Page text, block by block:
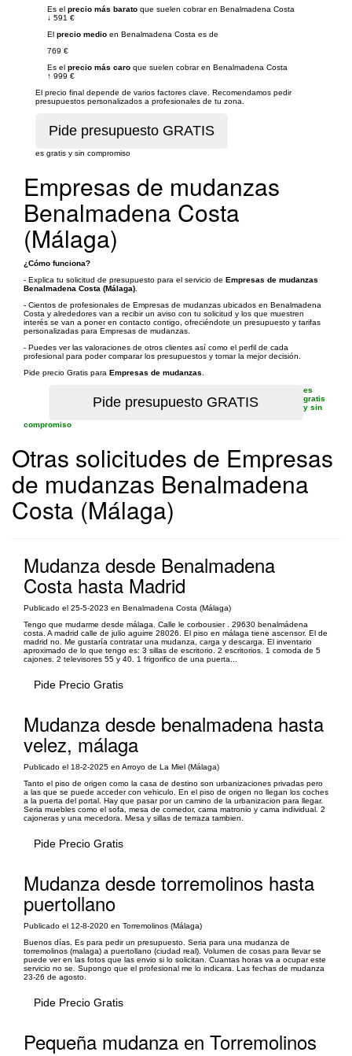
Es el precio más barato que suelen cobrar en Benalmadena Costa
↓ 591 €
El precio medio en Benalmadena Costa es de
769 €
Es el precio más caro que suelen cobrar en Benalmadena Costa
↑ 999 €
El precio final depende de varios factores clave. Recomendamos pedir
presupuestos personalizados a profesionales de tu zona.
es gratis y sin compromiso
Empresas de mudanzas
Benalmadena Costa
(Málaga)
¿Cómo funciona?
- Explica tu solicitud de presupuesto para el servicio de Empresas de mudanzas
Benalmadena Costa (Málaga)
- Cientos de profesionales de Empresas de mudanzas ubicados en Benalmadena
Costa y alrededores van a recibir un aviso con tu solicitud y los que muestren
interés se van a poner en contacto contigo, ofreciéndote un presupuesto y tarifas
personalizadas para Empresas de mudanzas.
- Puedes ver las valoraciones de otros clientes así como el perfil de cada
profesional para poder comparar los presupuestos y tomar la mejor decisión.
Pide precio Gratis para Empresas de mudanzas
es
gratis
y sin
compromiso
Otras solicitudes de Empresas
de mudanzas Benalmadena
Costa (Málaga)
Mudanza desde Benalmadena
Costa hasta Madrid
Publicado el 25-5-2023 en Benalmadena Costa (Málaga)
Tengo que mudarme desde málaga. Calle le corbousier . 29630 benalmádena
costa. A madrid calle de julio aguirre 28026. El piso en málaga tiene ascensor. El de
madrid no. Me gustaría contratar una mudanza, carga y descarga. El inventario
aproximado de lo que tengo es: 3 sillas de escritorio. 2 escritorios. 1 comoda de 5
cajones. 2 televisores 55 y 40. 1 frigorifico de una puerta...
Pide Precio Gratis
Mudanza desde benalmadena hasta
velez, málaga
Publicado el 18-2-2025 en Arroyo de La Miel (Málaga)
Tanto el piso de origen como la casa de destino son urbanizaciones privadas pero
a las que se puede acceder con vehiculo. En el piso de origen no llegan los coches
a la puerta del portal. Hay que pasar por un camino de la urbanizacion para llegar.
Seria muebles como el sofa, mesa de comedor, cama matronio y cama individual. 2
cajoneras y una mecedora. Mesa y sillas de terraza tambien.
Pide Precio Gratis
Mudanza desde torremolinos hasta
puertollano
Publicado el 12-8-2020 en Torremolinos (Málaga)
Buenos días. Es para pedir un presupuesto. Seria para una mudanza de
torremolinos (malaga) a puertollano (ciudad real). Volumen de cosas para llevar se
puede ver en las fotos que las envio si lo solicitan. Cuantas horas va a ocupar este
servicio no se. Supongo que el profesional me lo indicara. Las fechas de mudanza
23-26 de agosto.
Pide Precio Gratis
Pequeña mudanza en Torremolinos